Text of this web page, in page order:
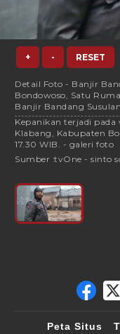
+ - RESET
Detail Foto - Banjir
Bondowoso, Satu
Banjir Bandang
Kepanikan terjadi pada
Klabang, Kabupaten
17.30 WIB. - galeri foto
Sumber :tvOne - sinto
Peta Situs